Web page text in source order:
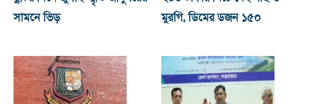
সামনে ভিড়
মুরগি, ডিমের ডজন ১৫০